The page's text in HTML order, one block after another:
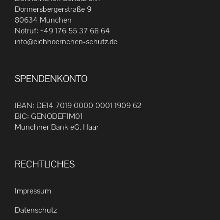
Die
können
auf
Produktseite
gewählt
Donnersbergerstraße 9
80634 München
Notruf: +49 176 55 37 68 64
info@eichhoernchen-schutz.de
SPENDENKONTO
IBAN: DE14 7019 0000 0001 1909 62
BIC: GENODEF1M01
Münchner Bank eG. Haar
RECHTLICHES
Impressum
Datenschutz